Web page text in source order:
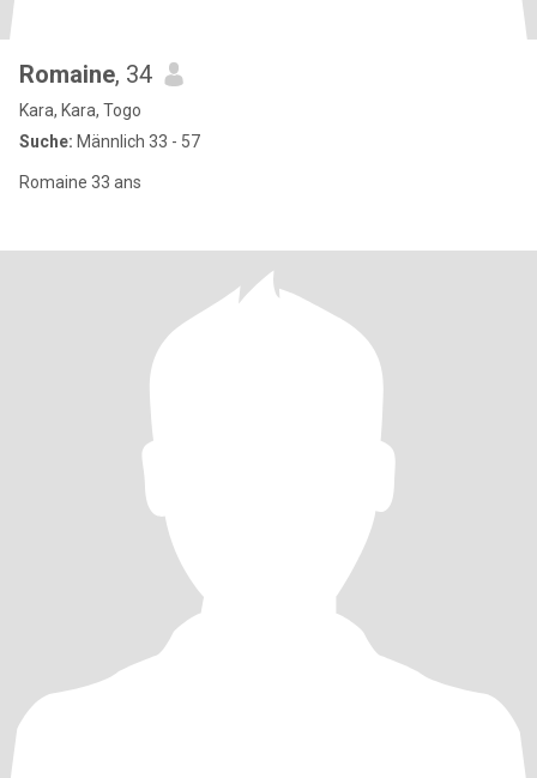
Romaine, 34
Kara, Kara, Togo
Suche: Männlich 33 - 57
Romaine 33 ans